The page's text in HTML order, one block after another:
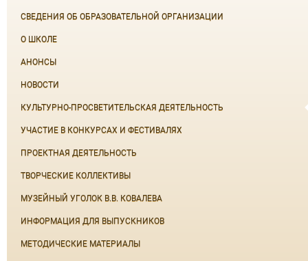
СВЕДЕНИЯ ОБ ОБРАЗОВАТЕЛЬНОЙ ОРГАНИЗАЦИИ
О ШКОЛЕ
АНОНСЫ
НОВОСТИ
КУЛЬТУРНО-ПРОСВЕТИТЕЛЬСКАЯ ДЕЯТЕЛЬНОСТЬ
УЧАСТИЕ В КОНКУРСАХ И ФЕСТИВАЛЯХ
ПРОЕКТНАЯ ДЕЯТЕЛЬНОСТЬ
ТВОРЧЕСКИЕ КОЛЛЕКТИВЫ
МУЗЕЙНЫЙ УГОЛОК В.В. КОВАЛЕВА
ИНФОРМАЦИЯ ДЛЯ ВЫПУСКНИКОВ
МЕТОДИЧЕСКИЕ МАТЕРИАЛЫ